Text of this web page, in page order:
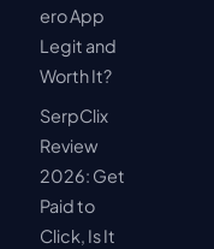
ero App
Legit and
Worth It?
SerpClix
Review
2026: Get
Paid to
Click, Is It